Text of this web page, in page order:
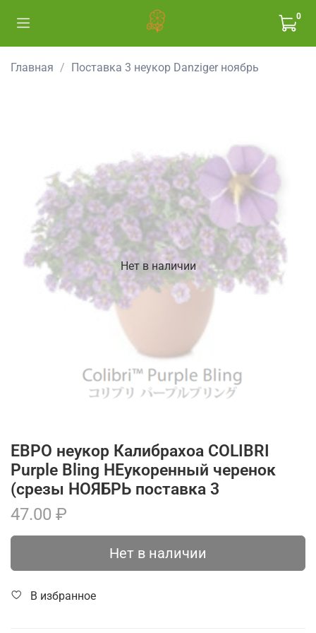
0
Главная Поставка 3 неукор Danziger ноябрь
Нет в наличии
ЕВРО неукор Калибрахоа COLIBRI
Purple Bling НЕукоренный черенок
(срезы НОЯБРЬ поставка 3
47.00 ₽
Нет в наличии
В избранное